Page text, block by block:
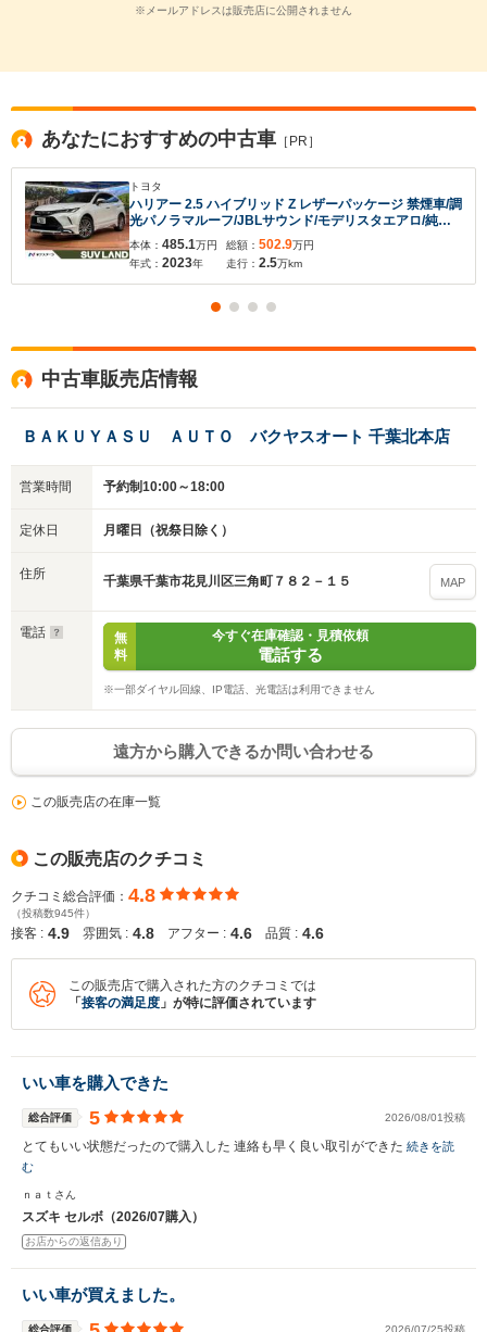
※メールアドレスは販売店に公開されません
あなたにおすすめの中古車 ［PR］
トヨタ
ハリアー 2.5 ハイブリッド Z レザーパッケージ 禁煙車/調
光パノラマルーフ/JBLサウンド/モデリスタエアロ/純正
12型ナビ/全周囲カメラ/衝突軽減装置/レーダークルーズ/
デジタルインナーミラー/ブラインドスポットモニター/シ
ートエアコン/ETC
本体： 485.1万円
年式： 2023年
総額： 502.9万円
走行： 2.5万km
中古車販売店情報
ＢＡＫＵＹＡＳＵ ＡＵＴＯ バクヤスオート 千葉北本店
営業時間 予約制10:00～18:00
定休日 月曜日（祝祭日除く）
住所 千葉県千葉市花見川区三角町７８２－１５ MAP
電話
無
料
今すぐ在庫確認・見積依頼
電話する
※一部ダイヤル回線、IP電話、光電話は利用できません
遠方から購入できるか問い合わせる
この販売店の在庫一覧
この販売店のクチコミ
クチコミ総合評価： 4.8
（投稿数945件）
接客 : 4.9 雰囲気 : 4.8 アフター : 4.6 品質 : 4.6
この販売店で購入された方のクチコミでは
「 接客の満足度 」が特に評価されています
いい車を購入できた
総合評価 5 2026/08/01投稿
とてもいい状態だったので購入した 連絡も早く良い取引ができた 続きを読
む
ｎａｔさん
スズキ セルボ（2026/07購入）
お店からの返信あり
いい車が買えました。
総合評価 2026/07/25投稿
入力途中の情報を保存しますか？
※次回問い合わせをする際に自動入力されます
※保存された情報は90 日で破棄されます